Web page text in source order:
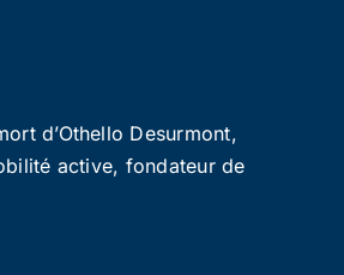
d’Othello Desurmont,
active, fondateur de